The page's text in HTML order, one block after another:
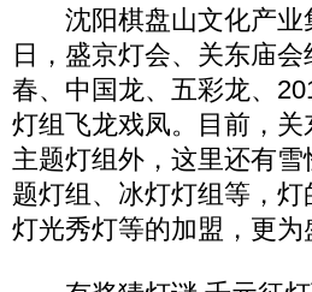
沈阳棋盘山文化产业
日，盛京灯会、关东庙
春、中国龙、五彩龙、
灯组飞龙戏凤。目前，
主题灯组外，这里还有
题灯组、冰灯灯组等，
灯光秀灯等的加盟，更为